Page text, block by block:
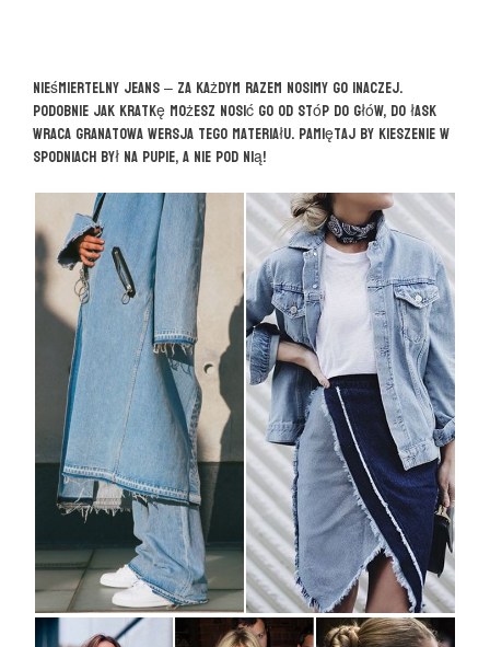
Nieśmiertelny jeans – za każdym razem nosimy go inaczej.
Podobnie jak kratkę możesz nosić go od stóp do głów, do łask
wraca granatowa wersja tego materiału. Pamiętaj by kieszenie w
spodniach był na pupie, a nie pod nią!